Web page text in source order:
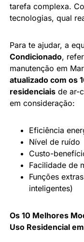
tarefa complexa.
tecnologias, qual
Para te ajudar, a
Condicionado,
manutenção em
atualizado com os
residenciais de ar-
em consideração:
Eficiência
Nível de ruído
Custo-
Facilidade de
Funções
inteligentes)
Os 10 Melhores
Uso Residencial